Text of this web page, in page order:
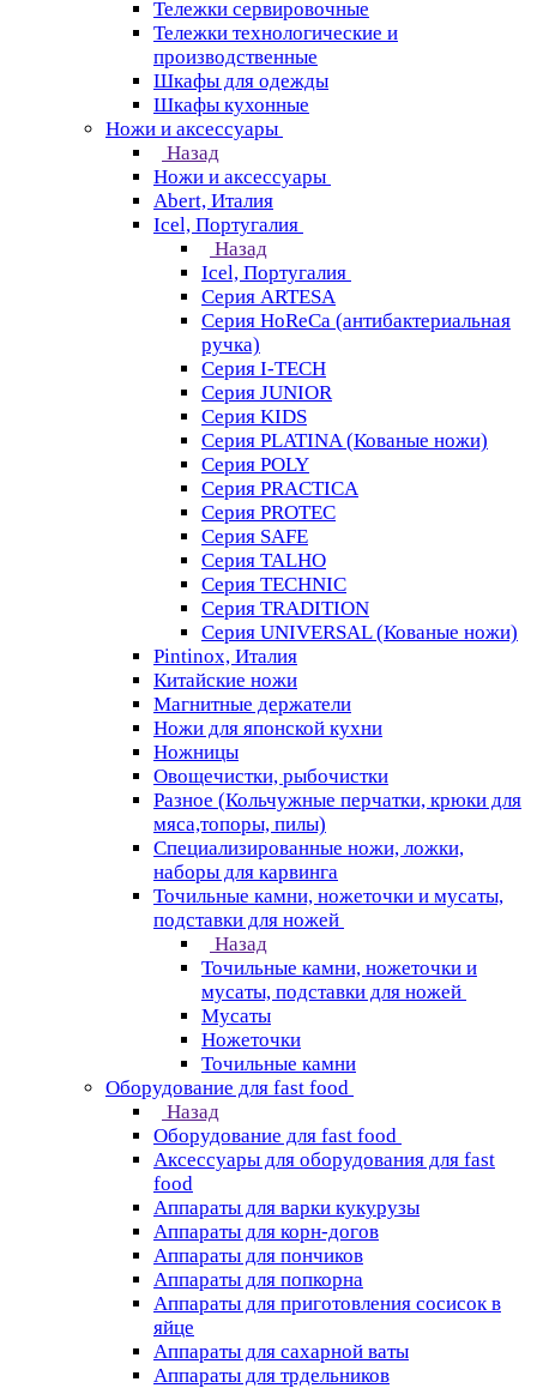
Тележки сервировочные
Тележки технологические и
производственные
Шкафы для одежды
Шкафы кухонные
Ножи и аксессуары
Назад
Ножи и аксессуары
Abert, Италия
Icel, Португалия
Назад
Icel, Португалия
Серия ARTESA
Серия HoReCa (антибактериальная
ручка)
Серия I-TECH
Серия JUNIOR
Серия KIDS
Серия PLATINA (Кованые ножи)
Серия POLY
Серия PRACTICA
Серия PROTEC
Серия SAFE
Серия TALHO
Серия TECHNIC
Серия TRADITION
Серия UNIVERSAL (Кованые ножи)
Pintinox, Италия
Китайские ножи
Магнитные держатели
Ножи для японской кухни
Ножницы
Овощечистки, рыбочистки
Разное (Кольчужные перчатки, крюки для
мяса,топоры, пилы)
Специализированные ножи, ложки,
наборы для карвинга
Точильные камни, ножеточки и мусаты,
подставки для ножей
Назад
Точильные камни, ножеточки и
мусаты, подставки для ножей
Мусаты
Ножеточки
Точильные камни
Оборудование для fast food
Назад
Оборудование для fast food
Аксессуары для оборудования для fast
food
Аппараты для варки кукурузы
Аппараты для корн-догов
Аппараты для пончиков
Аппараты для попкорна
Аппараты для приготовления сосисок в
яйце
Аппараты для сахарной ваты
Аппараты для трдельников